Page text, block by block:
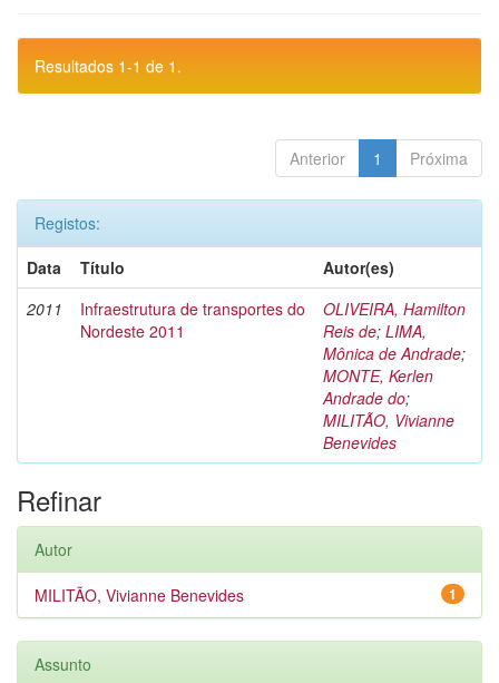
Resultados 1-1 de 1.
Anterior 1 Próxima
Registos:
Data
Título
Autor(es)
2011
Infraestrutura de transportes do
Nordeste 2011
OLIVEIRA, Hamilton
Reis de; LIMA,
Mônica de Andrade;
MONTE, Kerlen
Andrade do;
MILITÃO, Vivianne
Benevides
Refinar
Autor
1
MILITÃO, Vivianne Benevides
Assunto